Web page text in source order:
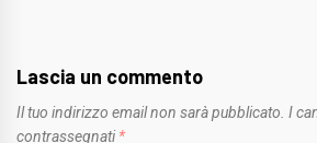
Lascia un commento
Il tuo indirizzo email non sarà pubblicato. I
contrassegnati *